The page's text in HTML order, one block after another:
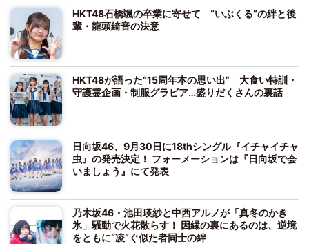
HKT48石橋颯の卒業に寄せて “いぶくる”の絆と後
輩・龍頭綺音の決意
HKT48が語った“15周年本の思い出” 大食い特訓・
守護霊企画・制服グラビア…盛りだくさんの裏話
日向坂46、9月30日に18thシングル『イチャイチャ
虫』の発売決定！ フォーメーションは『日向坂で会
いましょう』にて発表
乃木坂46・池田瑛紗と中西アルノが「真冬のかき
氷」騒動で火花散らす！ 因縁の裏にあるのは、逆境
をともに“凌”ぐ似た者同士の絆